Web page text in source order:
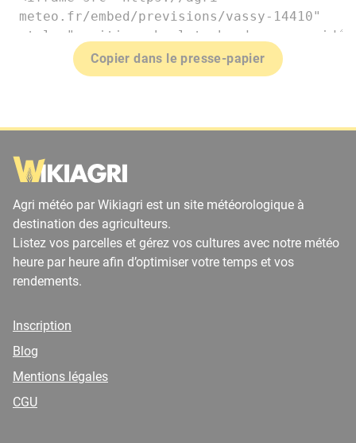
Copier dans le presse-papier
Agri météo par Wikiagri est un site météorologique à
destination des agriculteurs.
Listez vos parcelles et gérez vos cultures avec notre météo
heure par heure afin d’optimiser votre temps et vos
rendements.
Inscription
Blog
Mentions légales
CGU